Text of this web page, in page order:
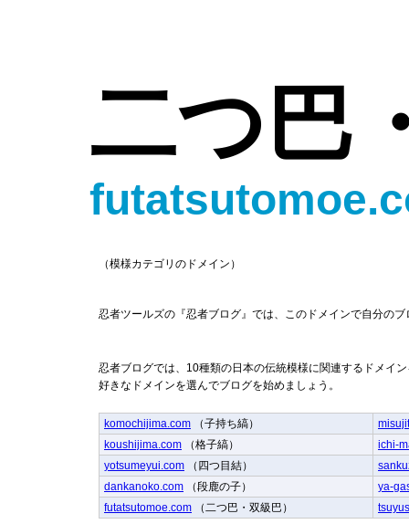
二つ巴
（模様カテゴリのドメイン）
忍者ツールズの『忍者ブログ』では、このドメインで自分の
忍者ブログでは、10種類の日本の伝統模様に関連するドメイ
好きなドメインを選んでブログを始めましょう。
komochijima.com （子持ち縞）
koushijima.com （格子縞）
ichi-
yotsumeyui.com （四つ目結）
dankanoko.com （段鹿の子）
ya-
futatsutomoe.com （二つ巴・双級巴）